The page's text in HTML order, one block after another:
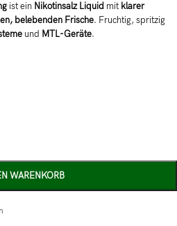
ist ein Nikotinsalz Liquid mit klarer
belebenden Frische. Fruchtig, spritzig
und MTL-Geräte.
WARENKORB